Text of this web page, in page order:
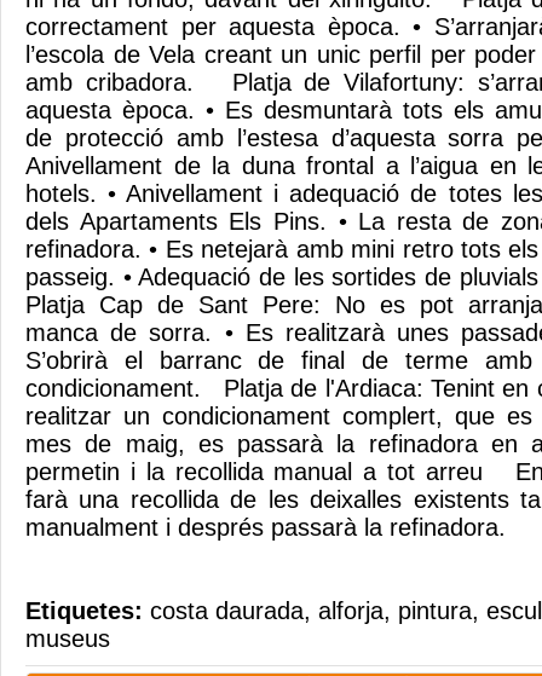
correctament per aquesta època. •
l’escola de Vela creant un unic perfil per
amb cribadora. Platja de Vilafortuny:
aquesta època. • Es desmuntarà tots els
de protecció amb l’estesa d’aquesta sorra
Anivellament de la duna frontal a l’aigua en
hotels. • Anivellament i adequació de totes
dels Apartaments Els Pins. • La resta de
refinadora. • Es netejarà amb mini retro tots
passeig. • Adequació de les sortides de
Platja Cap de Sant Pere: No es pot
manca de sorra. • Es realitzarà unes
S’obrirà el barranc de final de terme
condicionament. Platja de l'Ardiaca: Tenint en
realitzar un condicionament complert, que
mes de maig, es passarà la refinadora en
permetin i la recollida manual a tot arreu
farà una recollida de les deixalles existents
manualment i després passarà la refinadora.
Etiquetes: costa daurada, alforja, pintura,
museus